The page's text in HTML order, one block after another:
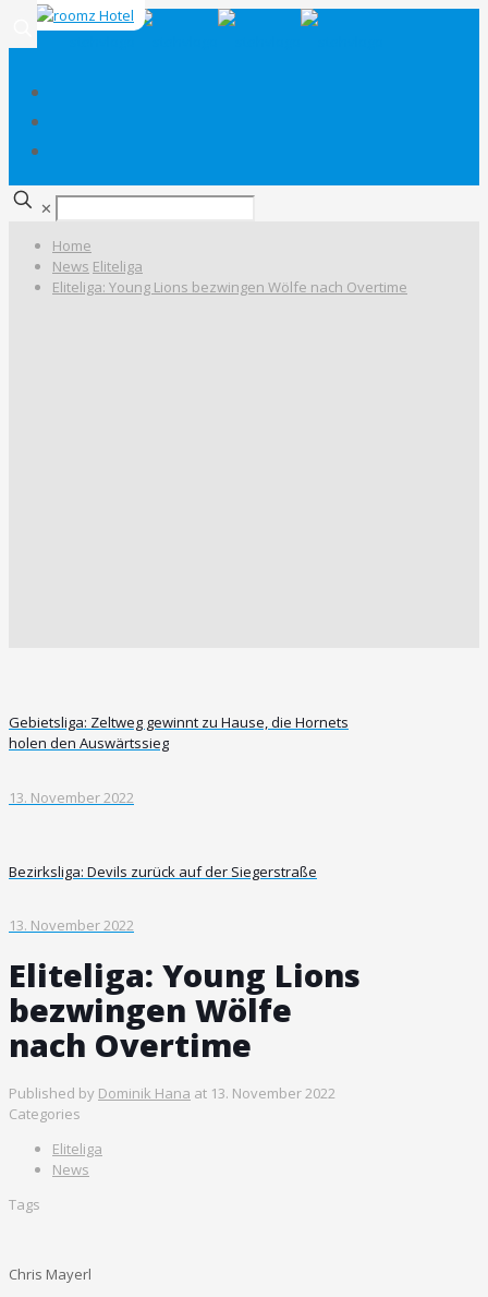
✕
Home
News Eliteliga
Eliteliga: Young Lions bezwingen Wölfe nach Overtime
Gebietsliga: Zeltweg gewinnt zu Hause, die Hornets
holen den Auswärtssieg
13. November 2022
Bezirksliga: Devils zurück auf der Siegerstraße
13. November 2022
Eliteliga: Young Lions
bezwingen Wölfe
nach Overtime
Published by Dominik Hana at 13. November 2022
Categories
Eliteliga
News
Tags
Chris Mayerl